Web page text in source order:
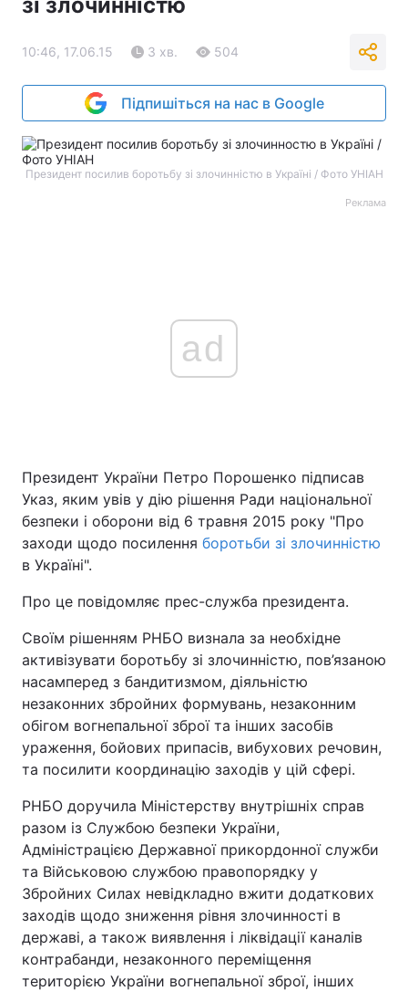
10:46, 17.06.15 3 хв. 504
Підпишіться на нас в Google
Президент посилив боротьбу зі злочинністю в Україні / Фото УНІАН
Реклама
ad
Президент України Петро Порошенко підписав
Указ, яким увів у дію рішення Ради національної
безпеки і оборони від 6 травня 2015 року "Про
заходи щодо посилення боротьби зі злочинністю
в Україні".
Про це повідомляє прес-служба президента.
Своїм рішенням РНБО визнала за необхідне
активізувати боротьбу зі злочинністю, пов’язаною
насамперед з бандитизмом, діяльністю
незаконних збройних формувань, незаконним
обігом вогнепальної зброї та інших засобів
ураження, бойових припасів, вибухових речовин,
та посилити координацію заходів у цій сфері.
РНБО доручила Міністерству внутрішніх справ
разом із Службою безпеки України,
Адміністрацією Державної прикордонної служби
та Військовою службою правопорядку у
Збройних Силах невідкладно вжити додаткових
заходів щодо зниження рівня злочинності в
державі, а також виявлення і ліквідації каналів
контрабанди, незаконного переміщення
територією України вогнепальної зброї, інших